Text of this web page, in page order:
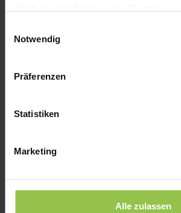
Notwendig
Präferenzen
Statistiken
Marketing
Alle zulassen
Hohe Effizienz
geeignet, der Unterschied liegt in
Bei guter Dämmung kommt ein
6–8 kW Heizleistung und 35 °C
unsanierter 70er-Jahre-Bau
Vorlauftemperaturen um 65–70 °C.